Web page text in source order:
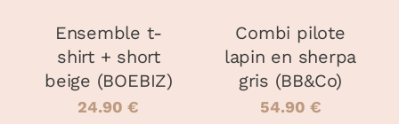
PEUVENT
ÊTRE
CHOISIES
SUR
LA
Ensemble t-
shirt + short
beige (BOEBIZ)
24.90€
PEUVENT
ÊTRE
CHOISIES
SUR
LA
Combi pilote
lapin en sherpa
gris (BB&Co)
54.90 €